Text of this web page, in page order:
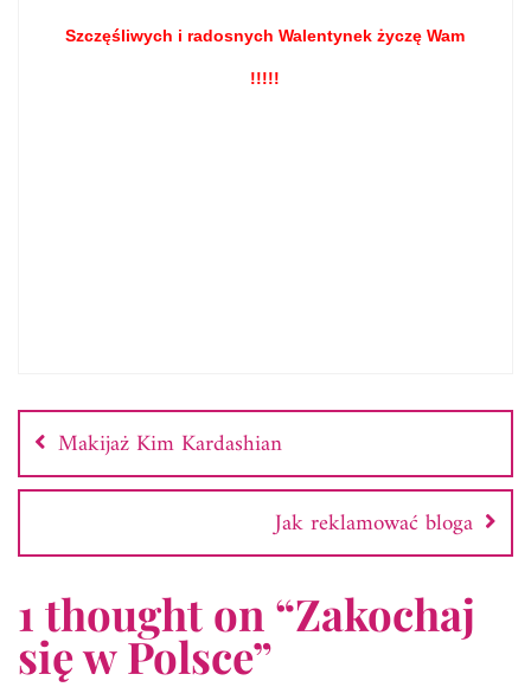
Szczęśliwych i radosnych Walentynek życzę Wam
!!!!!
Nawigacja
wpisu
Makijaż Kim Kardashian
Jak reklamować bloga
1 thought on “Zakochaj
się w Polsce”